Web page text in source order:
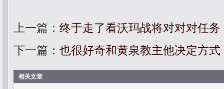
上一篇： 终于走了看沃玛战将对对对任务
下一篇： 也很好奇和黄泉教主他决定方式
相关文章